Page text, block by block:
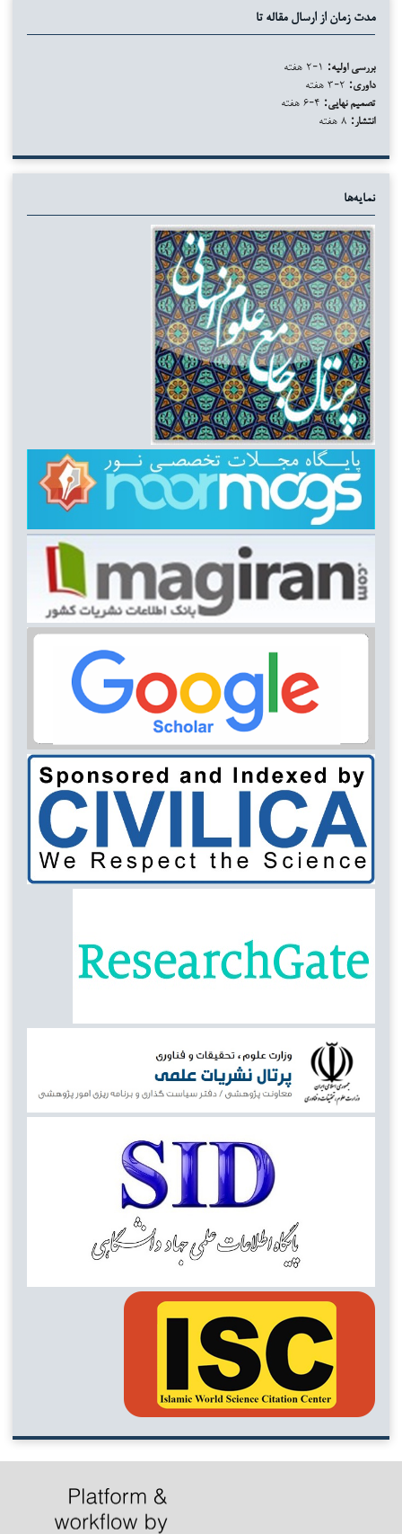
مدت زمان از ارسال مقاله تا
بررسی اولیه:
داوری:
تصمیم نهایی:
انتشار:
نمایه‌ها